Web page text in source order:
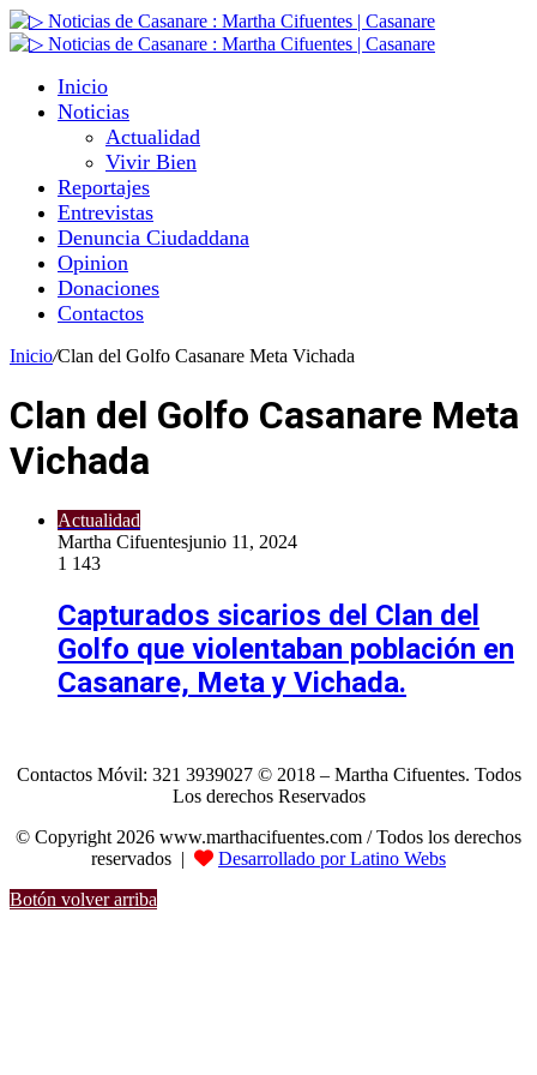
Inicio
Noticias
Actualidad
Vivir Bien
Reportajes
Entrevistas
Denuncia Ciudaddana
Opinion
Donaciones
Contactos
Inicio/Clan del Golfo Casanare Meta Vichada
Clan del Golfo Casanare Meta
Vichada
Actualidad
Martha Cifuentesjunio 11, 2024
1 143
Capturados sicarios del Clan del
Golfo que violentaban población en
Casanare, Meta y Vichada.
Contactos Móvil: 321 3939027 © 2018 – Martha Cifuentes. Todos
Los derechos Reservados
© Copyright 2026 www.marthacifuentes.com / Todos los derechos
reservados |
Desarrollado por Latino Webs
Botón volver arriba